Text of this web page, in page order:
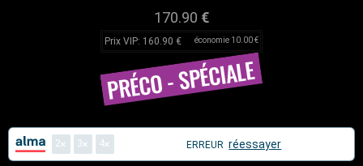
170.90 €
Prix VIP: 160.90 € économie 10.00 €
2 3 4 ERREUR réessayer